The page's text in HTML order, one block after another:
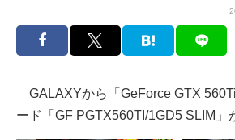
GALAXYから「GeForce GTX
ード「GF PGTX560TI/1GD5 SLIM」